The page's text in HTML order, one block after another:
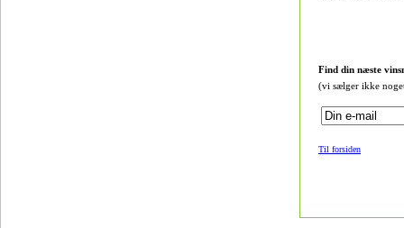
Find din næste
(vi sælger ikke
Til forsiden